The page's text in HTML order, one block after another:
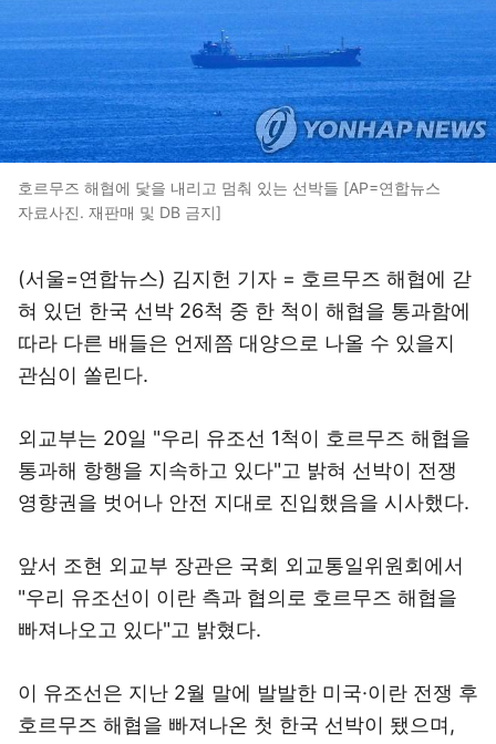
호르무즈 해협에 닻을 내리고 멈춰 있는 선박들 [AP=연합뉴스
자료사진. 재판매 및 DB 금지]
(서울=연합뉴스) 김지헌 기자 = 호르무즈 해협에 갇
혀 있던 한국 선박 26척 중 한 척이 해협을 통과함에
따라 다른 배들은 언제쯤 대양으로 나올 수 있을지
관심이 쏠린다.
외교부는 20일 "우리 유조선 1척이 호르무즈 해협을
통과해 항행을 지속하고 있다"고 밝혀 선박이 전쟁
영향권을 벗어나 안전 지대로 진입했음을 시사했다.
앞서 조현 외교부 장관은 국회 외교통일위원회에서
"우리 유조선이 이란 측과 협의로 호르무즈 해협을
빠져나오고 있다"고 밝혔다.
이 유조선은 지난 2월 말에 발발한 미국·이란 전쟁 후
호르무즈 해협을 빠져나온 첫 한국 선박이 됐으며,